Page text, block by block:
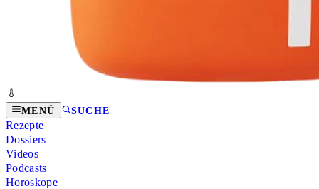
MENÜ SUCHE
Rezepte
Dossiers
Videos
Podcasts
Horoskope